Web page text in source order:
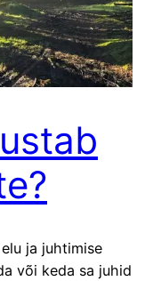
ja juhtimise
või keda sa juhid